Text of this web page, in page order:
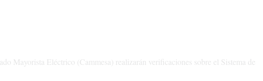
Mayorista Eléctrico (Cammesa) realizarán verificaciones sobre el Sistema de